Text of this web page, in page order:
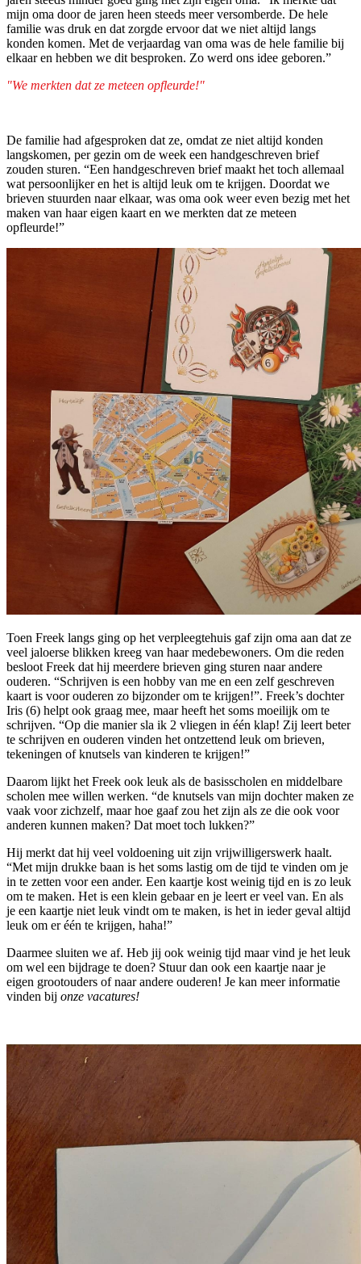
mijn oma door de jaren heen steeds meer versomberde. De hele
familie was druk en dat zorgde ervoor dat we niet altijd langs
konden komen. Met de verjaardag van oma was de hele familie bij
elkaar en hebben we dit besproken. Zo werd ons idee geboren.”
"We merkten dat ze meteen opfleurde!"
De familie had afgesproken dat ze, omdat ze niet altijd konden
langskomen, per gezin om de week een handgeschreven brief
zouden sturen. “Een handgeschreven brief maakt het toch allemaal
wat persoonlijker en het is altijd leuk om te krijgen. Doordat we
brieven stuurden naar elkaar, was oma ook weer even bezig met het
maken van haar eigen kaart en we merkten dat ze meteen
opfleurde!”
Toen Freek langs ging op het verpleegtehuis gaf zijn oma aan dat ze
veel jaloerse blikken kreeg van haar medebewoners. Om die reden
besloot Freek dat hij meerdere brieven ging sturen naar andere
ouderen. “Schrijven is een hobby van me en een zelf geschreven
kaart is voor ouderen zo bijzonder om te krijgen!”. Freek’s dochter
Iris (6) helpt ook graag mee, maar heeft het soms moeilijk om te
schrijven. “Op die manier sla ik 2 vliegen in één klap! Zij leert beter
te schrijven en ouderen vinden het ontzettend leuk om brieven,
tekeningen of knutsels van kinderen te krijgen!”
Daarom lijkt het Freek ook leuk als de basisscholen en middelbare
scholen mee willen werken. “de knutsels van mijn dochter maken ze
vaak voor zichzelf, maar hoe gaaf zou het zijn als ze die ook voor
anderen kunnen maken? Dat moet toch lukken?”
Hij merkt dat hij veel voldoening uit zijn vrijwilligerswerk haalt.
“Met mijn drukke baan is het soms lastig om de tijd te vinden om je
in te zetten voor een ander. Een kaartje kost weinig tijd en is zo leuk
om te maken. Het is een klein gebaar en je leert er veel van. En als
je een kaartje niet leuk vindt om te maken, is het in ieder geval altijd
leuk om er één te krijgen, haha!”
Daarmee sluiten we af. Heb jij ook weinig tijd maar vind je het leuk
om wel een bijdrage te doen? Stuur dan ook een kaartje naar je
eigen grootouders of naar andere ouderen! Je kan meer informatie
vinden bij onze vacatures!